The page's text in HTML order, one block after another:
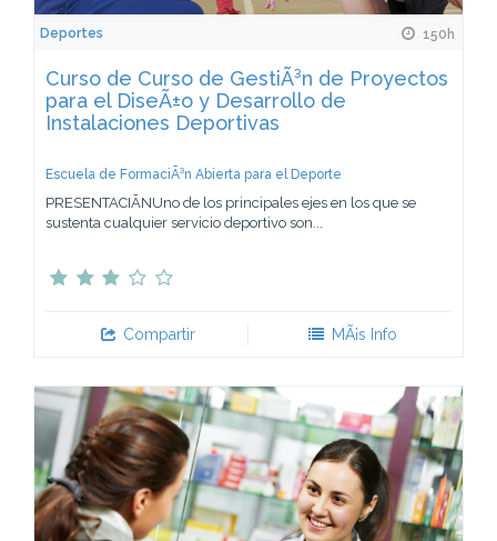
Deportes 150h
Curso de Curso de GestiÃ³n de Proyectos
para el DiseÃ±o y Desarrollo de
Instalaciones Deportivas
Escuela de FormaciÃ³n Abierta para el Deporte
PRESENTACIÃNUno de los principales ejes en los que se
sustenta cualquier servicio deportivo son...
Compartir MÃ¡s Info